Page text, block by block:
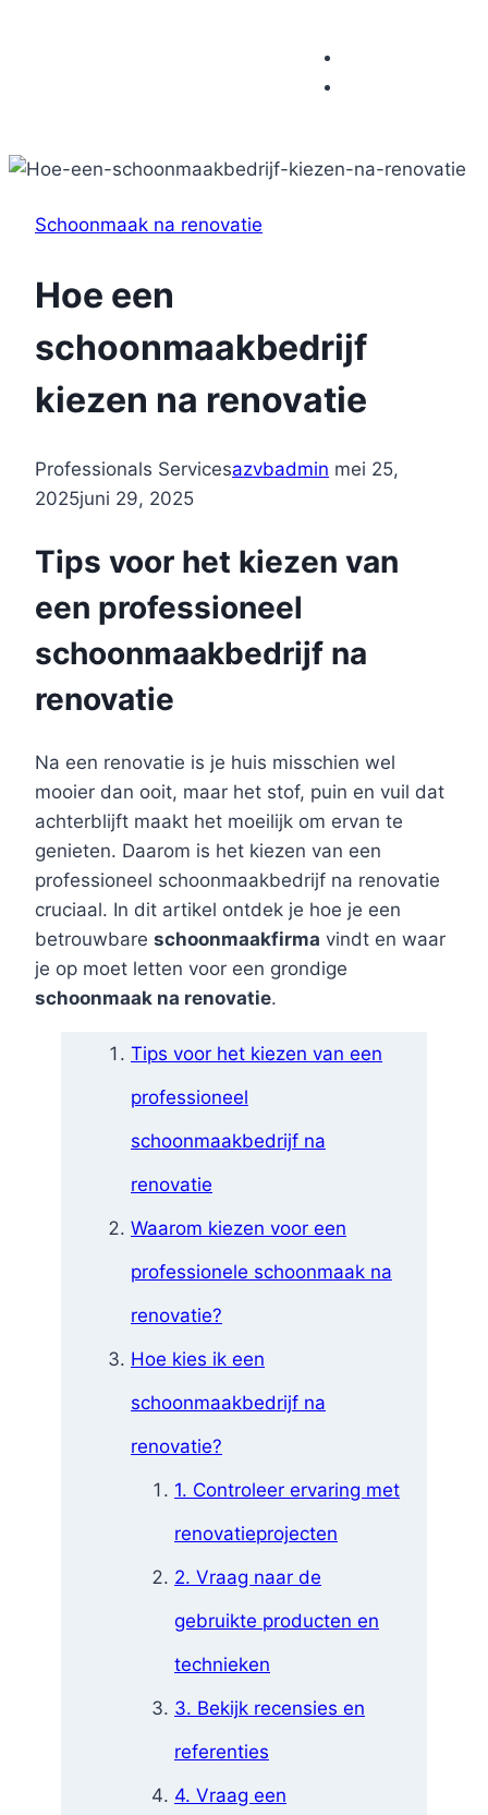
Schoonmaak na renovatie
Hoe een
schoonmaakbedrijf
kiezen na renovatie
Professionals Servicesazvbadmin mei 25,
2025juni 29, 2025
Tips voor het kiezen van
een professioneel
schoonmaakbedrijf na
renovatie
Na een renovatie is je huis misschien wel
mooier dan ooit, maar het stof, puin en vuil dat
achterblijft maakt het moeilijk om ervan te
genieten. Daarom is het kiezen van een
professioneel schoonmaakbedrijf na renovatie
cruciaal. In dit artikel ontdek je hoe je een
betrouwbare schoonmaakfirma vindt en waar
je op moet letten voor een grondige
schoonmaak na renovatie.
Tips voor het kiezen van een
professioneel
schoonmaakbedrijf na
renovatie
Waarom kiezen voor een
professionele schoonmaak na
renovatie?
Hoe kies ik een
schoonmaakbedrijf na
renovatie?
1. Controleer ervaring met
renovatieprojecten
2. Vraag naar de
gebruikte producten en
technieken
3. Bekijk recensies en
referenties
4. Vraag een